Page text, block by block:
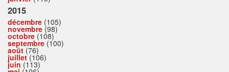
2015
décembre (105)
novembre (98)
octobre (108)
septembre (100)
août (76)
juillet(106)
juin (113)